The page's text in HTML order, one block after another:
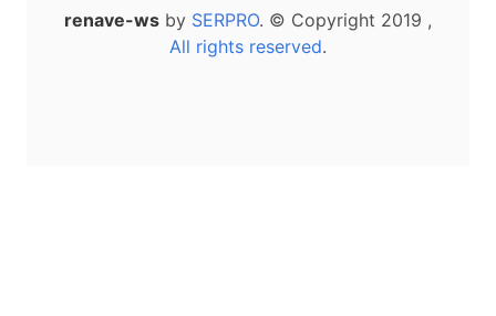
renave-ws by SERPRO. © Copyright 2019 ,
All rights reserved.